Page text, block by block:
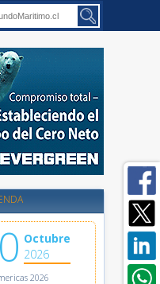
Octubre
2026
2026